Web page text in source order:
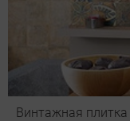
Винтажная